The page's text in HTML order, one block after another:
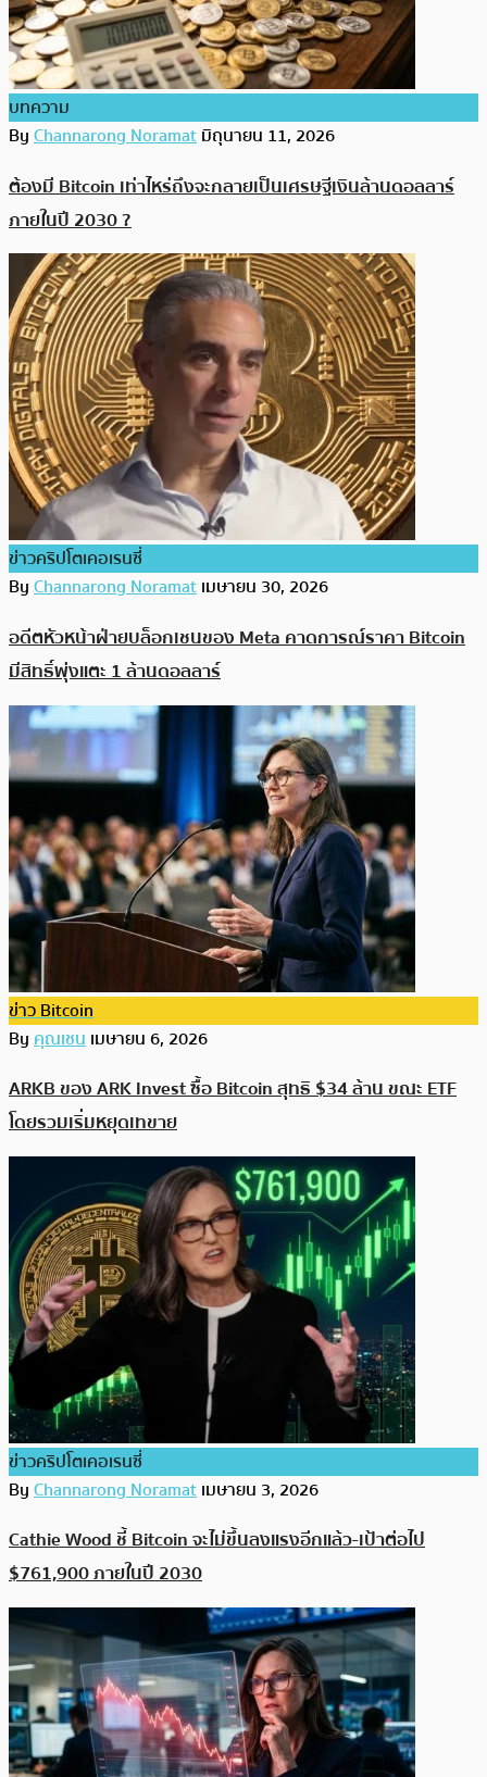
บทความ
ByChannarong Noramatมิถุนายน 11, 2026
ต้องมี Bitcoin เท่าไหร่ถึงจะกลายเป็นเศรษฐีเงินล้านดอลลาร์
ภายในปี 2030 ?
ข่าวคริปโตเคอเรนซี่
ByChannarong Noramatเมษายน 30, 2026
อดีตหัวหน้าฝ่ายบล็อกเชนของ Meta คาดการณ์ราคา Bitcoin
มีสิทธิ์พุ่งแตะ 1 ล้านดอลลาร์
ข่าว Bitcoin
Byคุณเชนเมษายน 6, 2026
ARKB ของ ARK Invest ซื้อ Bitcoin สุทธิ $34 ล้าน ขณะ ETF
โดยรวมเริ่มหยุดเทขาย
ข่าวคริปโตเคอเรนซี่
ByChannarong Noramatเมษายน 3, 2026
Cathie Wood ชี้ Bitcoin จะไม่ขึ้นลงแรงอีกแล้ว-เป้าต่อไป
$761,900 ภายในปี 2030